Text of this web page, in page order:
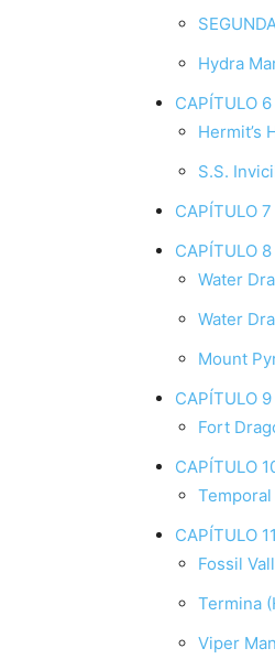
Hydra
CAPÍTULO
Hermit’s
S.S.
CAPÍTULO
CAPÍTULO
Water
Water
Mount
CAPÍTULO
Fort
CAPÍTULO
CAPÍTULO
Fossil
Termina
Viper